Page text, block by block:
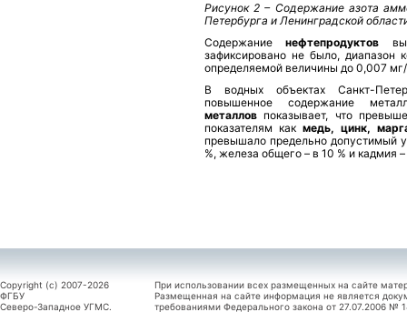
Рисунок 2 – Содержание азота
Петербурга и Ленинградской
Содержаниенефтепродуктов
зафиксировано не было, диапазон
определяемой величины до 0,007
В водных объектах Санкт-
повышенное содержание
металлов показывает, что
показателям какмедь, цинк,
превышало предельно допустимый
%, железа общего – в 10 % и кадмия
Copyright (c) 2007-2026
ФГБУ
Северо-Западное УГМС.
При использовании всех размещенных на сайте
Размещенная на сайте информация не является
требованиями Федерального закона от 27.07.2006